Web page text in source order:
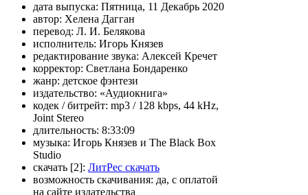
дата выпуска: Пятница, 11 Декабрь 2020
автор: Хелена Дагган
перевод: Л. И. Белякова
исполнитель: Игорь Князев
редактирование звука: Алексей Кречет
корректор: Светлана Бондаренко
жанр: детское фэнтези
издательство: «Аудиокнига»
кодек / битрейт: mp3 / 128 kbps, 44 kHz,
Joint Stereo
длительность: 8:33:09
музыка: Игорь Князев и The Black Box
Studio
скачать [2]: ЛитРес скачать
возможность скачивания: да, с оплатой
на сайте издательства